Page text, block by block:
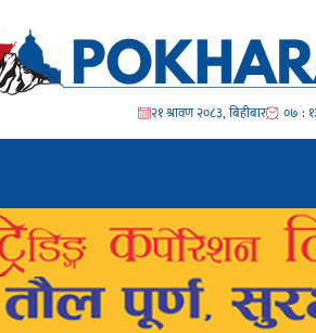
२१ श्रावण २०८३, बिहीबार ०७ :